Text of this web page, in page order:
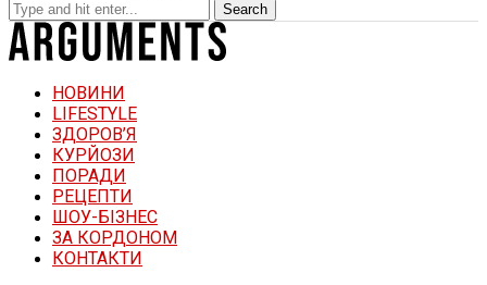
Search
НОВИНИ
LIFESTYLE
ЗДОРОВ’Я
КУРЙОЗИ
ПОРАДИ
РЕЦЕПТИ
ШОУ-БІЗНЕС
ЗА КОРДОНОМ
КОНТАКТИ